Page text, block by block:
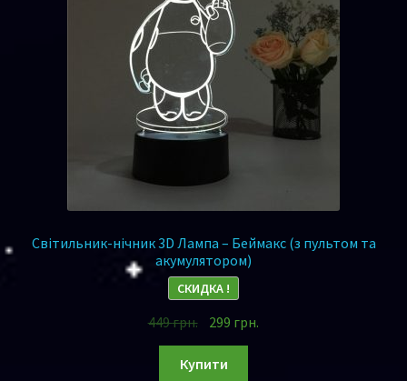
Світильник-нічник 3D Лампа – Беймакс (з пультом та
акумулятором)
СКИДКА !
449грн. 299 грн.
Купити